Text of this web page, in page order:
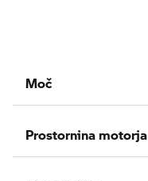
Moč
Prostornina motorja